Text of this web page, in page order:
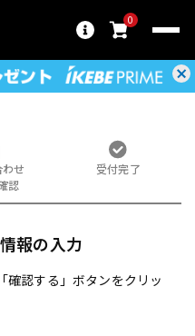
0
せ
認
受付完了
報の入力
確認する」ボタンをクリッ